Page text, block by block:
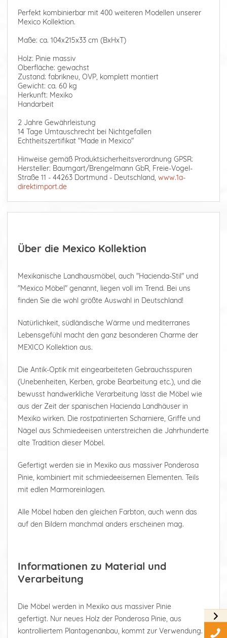
Perfekt kombinierbar mit 400 weiteren Modellen unserer
Mexico Kollektion.
Maße: ca. 104x215x33 cm (BxHxT)
Holz: Pinie massiv
Oberfläche: gewachst
Zustand: fabrikneu, OVP, komplett montiert
Gewicht: ca. 60 kg
Herkunft: Mexiko
Handarbeit
2 Jahre Gewährleistung
14 Tage Umtauschrecht bei Nichtgefallen
Echtheitszertifikat "Made in Mexico"
Hinweise gemäß Produktsicherheitsverordnung GPSR:
Hersteller: Baumgart/Brengelmann GbR, Freie-Vogel-
Straße 11 - 44263 Dortmund - Deutschland, www.1a-
direktimport.de
Über die Mexico Kollektion
Mexikanische Landhausmöbel, auch "Hacienda-Stil" und
"Mexico Möbel" genannt, liegen voll im Trend. Bei uns
finden Sie die wohl größte Auswahl in Deutschland!
Natürlichkeit, südländische Wärme und mediterranes
Lebensgefühl macht den ganz besonderen Charme der
MEXICO Kollektion aus.
Die Antik-Optik mit eingearbeiteten Gebrauchsspuren
(Unebenheiten, Kerben, grobe Bearbeitung etc.), und die
bewusst handwerkliche Verarbeitung lässt die Möbel wie
aus der Zeit der spanischen Hacienda Landhäuser in
Mexiko wirken. Die rostpatinierten Scharniere, Griffe und
Nägel aus Schmiedeeisen unterstreichen die Jahrhunderte
alte Tradition dieser Möbel.
Gefertigt werden sie in Mexiko aus massiver Ponderosa
Pinie, kombiniert mit schmiedeeisernen Elementen. Teils
mit edlen Marmoreinlagen.
Alle Möbel haben den gleichen Farbton, auch wenn das
auf den Bildern manchmal anders erscheinen mag.
Informationen zu Material und
Verarbeitung
Die Möbel werden in Mexiko aus massiver Pinie
gefertigt. Nur neues Holz der Ponderosa Pinie, aus
kontrolliertem Plantagenanbau, kommt zur Verwendung.